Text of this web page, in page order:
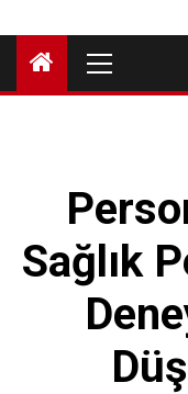
Menu
Sağlık